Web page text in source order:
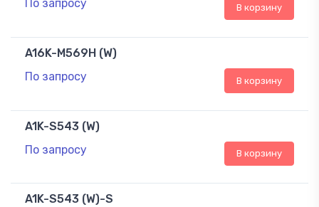
По запросу
В корзину
A16K-M569H (W)
По запросу
В корзину
A1K-S543 (W)
По запросу
В корзину
A1K-S543 (W)-S